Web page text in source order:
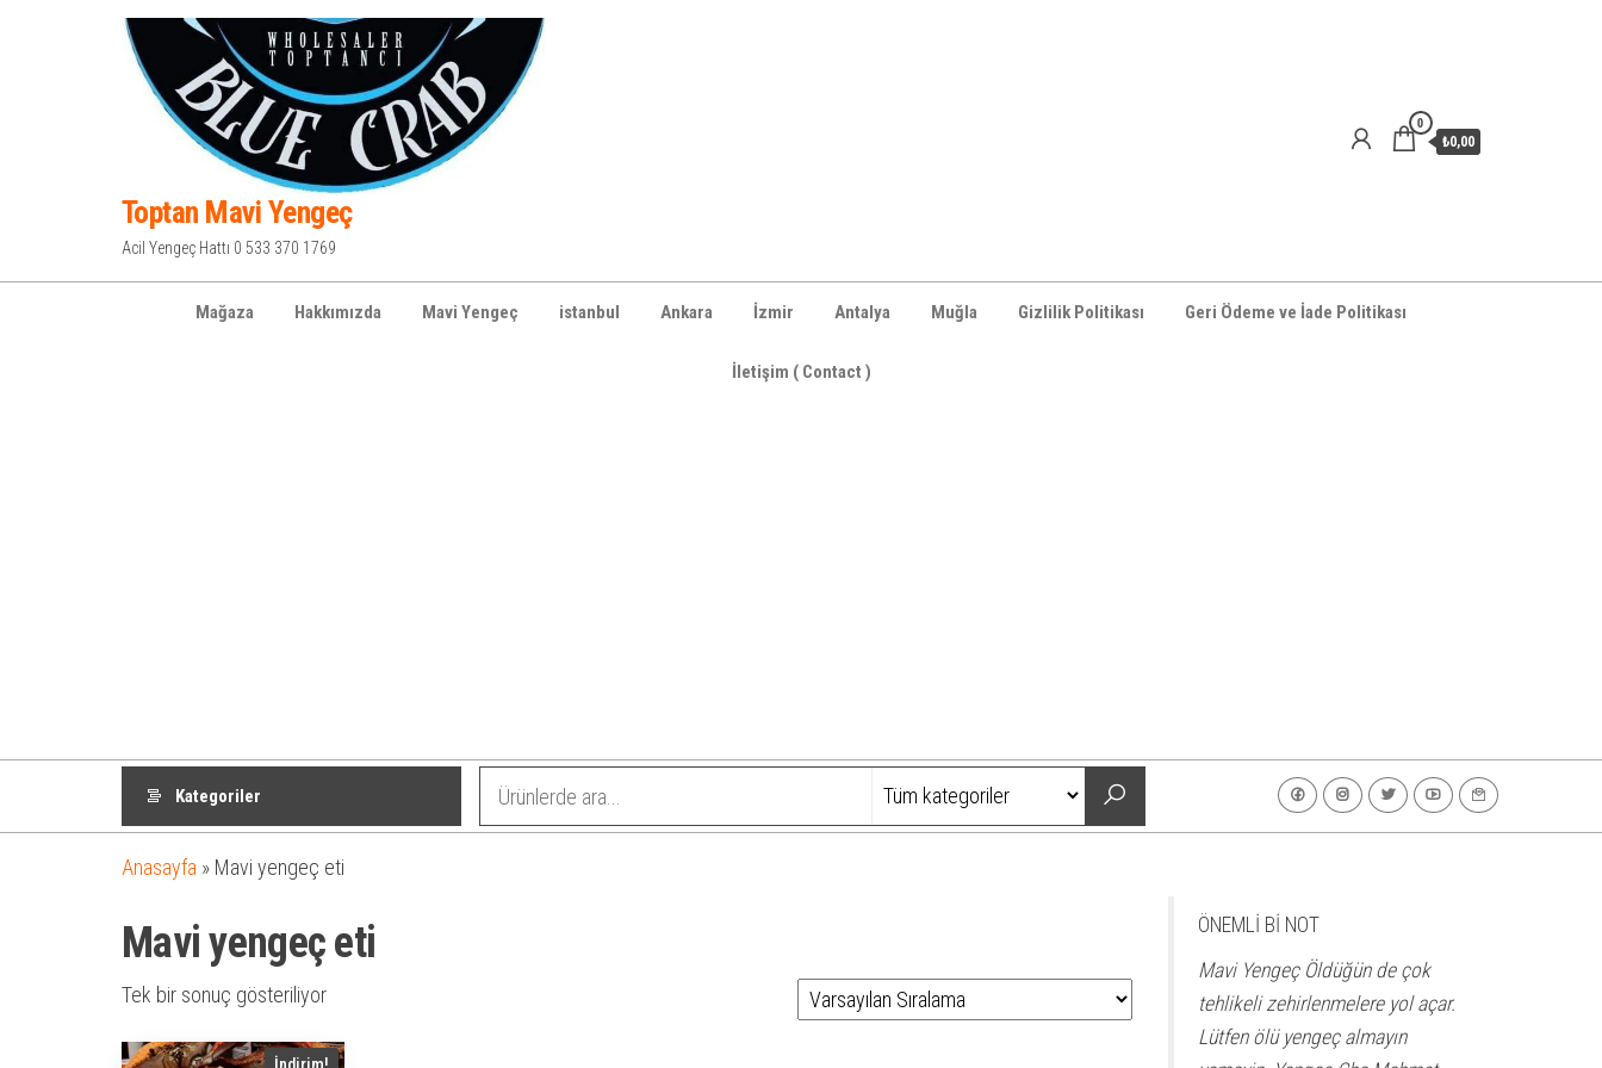
Toptan Mavi Yengeç
Acil Yengeç Hattı 0 533 370 1769
0
₺0,00
Mağaza Hakkımızda Mavi Yengeç istanbul Ankara İzmir Antalya Muğla Gizlilik Politikası Geri Ödeme ve İade Politikası
İletişim ( Contact )
Kategoriler
Anasayfa » Mavi yengeç eti
Mavi yengeç eti
Tek bir sonuç gösteriliyor
ÖNEMLİ Bİ NOT
Mavi Yengeç Öldüğün de çok
tehlikeli zehirlenmelere yol açar.
Lütfen ölü yengeç almayın